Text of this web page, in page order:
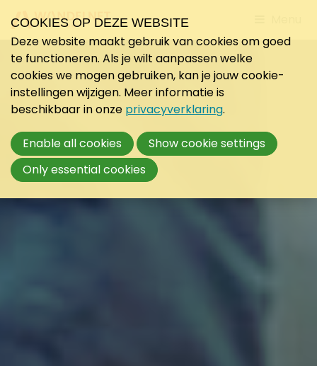
to
COOKIES OP DEZE WEBSITE
Deze website maakt gebruik van cookies om goed
te functioneren. Als je wilt aanpassen welke
cookies we mogen gebruiken, kan je jouw cookie-
instellingen wijzigen. Meer informatie is
beschikbaar in onze privacyverklaring.
Enable all cookies
Show cookie settings
Only essential cookies